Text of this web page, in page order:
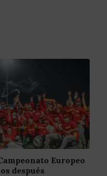
Europeo
después